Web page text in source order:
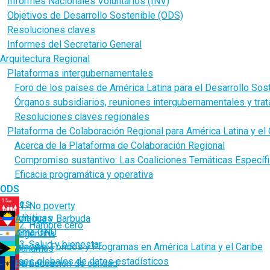
Objetivos de Desarrollo Sostenible (ODS)
Resoluciones claves
Informes del Secretario General
Arquitectura Regional
Plataformas intergubernamentales
Foro de los países de América Latina para el Desarrollo
Órganos subsidiarios, reuniones intergubernamentales y
Resoluciones claves regionales
Plataforma de Colaboración Regional para América Latina y el
Acerca de la Plataforma de Colaboración Regional
Compromiso sustantivo: Las Coaliciones Temáticas
Eficacia programática y operativa
ODS
1. No poverty
2. Hambre cero
3. Salud y bienestar
4. Educación de calidad
Países
Antigua y Barbuda
Argentina
Bahamas
Barbados
Estadísticas
Sistema ONU
Agencias, Fondos y Programas en América Latina y el Caribe
Bases globales de datos estadísticos